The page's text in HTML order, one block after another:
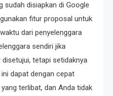
sudah disiapkan di Google
fitur proposal untuk
dari penyelenggara
sendiri jika
tetapi setidaknya
dapat dengan cepat
terlibat, dan Anda tidak